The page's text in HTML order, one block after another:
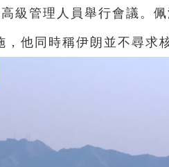
級管理人員舉行會議。
，他同時稱伊朗並不尋求